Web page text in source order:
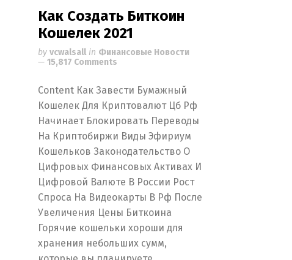
Как Создать Биткоин
Кошелек 2021
by vcwalsall in Финансовые Новости
15,817 Comments
Content Как Завести Бумажный
Кошелек Для Криптовалют Цб Рф
Начинает Блокировать Переводы
На Криптобиржи Виды Эфириум
Кошельков Законодательство О
Цифровых Финансовых Активах И
Цифровой Валюте В России Рост
Спроса На Видеокарты В Рф После
Увеличения Цены Биткоина
Горячие кошельки хороши для
хранения небольших сумм,